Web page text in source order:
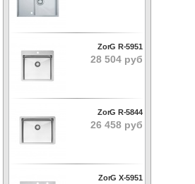
ZorG R-5951
28 504 руб
ZorG R-5844
26 458 руб
ZorG X-5951